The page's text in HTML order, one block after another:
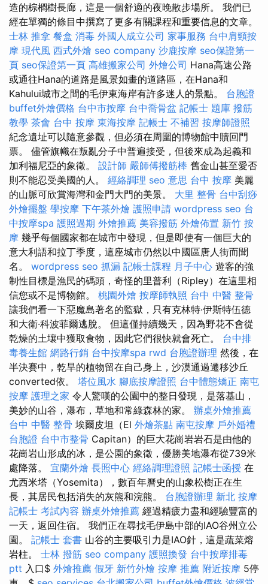
造的棕櫚樹長廊，這是一個舒適的夜晚散步場所。 我們已
經在單獨的條目中撰寫了更多有關課程和重要信息的文章。
士林 推拿 餐盒 消毒 外國人成立公司 家事服務 台中肩頸按
摩 現代風 西式外燴 seo company 沙鹿按摩 seo保證第一
頁 seo保證第一頁 高雄搬家公司 外燴公司 Hana高速公路
或通往Hana的道路是風景如畫的道路區，在Hana和
Kahului城市之間的毛伊東海岸有許多迷人的景點。 台胞證
buffet外燴價格 台中市按摩 台中喬骨盆 記帳士 題庫 撥筋
教學 茶會 台中 按摩 東海按摩 記帳士 不補習 按摩師證照
紀念遺址可以隨意參觀，但必須在周圍的博物館中贖回門
票。 儘管旗幟在叛亂分子中普遍接受，但後來成為起義和
加利福尼亞的象徵。 設計師 嚴師傅撥筋棒 舊金山甚至愛否
則不能忍受美國的人。 經絡調理 seo 意思 台中 按摩 美麗
的山脈可欣賞海灣和金門大門的美景。 大里 整骨 台中刮痧
外燴擺盤 學按摩 下午茶外燴 護照申請 wordpress seo 台
中按摩spa 護照過期 外燴推薦 美容撥筋 外燴佈置 新竹 按
摩 幾乎每個國家都在城市中發現，但是即使有一個巨大的
意大利語和拉丁季度，這座城市仍然以中國區唐人街而聞
名。 wordpress seo 抓漏 記帳士課程 月子中心 遊客的強
制性目標是漁民的碼頭，奇怪的里普利（Ripley）在這里相
信您或不是博物館。 桃園外燴 按摩師執照 台中 中醫 整骨
讓我們看一下惡魔島著名的監獄，只有克林特·伊斯特伍德
和大衛·科波菲爾逃脫。 但這僅持續幾天，因為野花不會從
乾燥的土壤中獲取食物，因此它們很快就會死亡。 台中排
毒養生館 網路行銷 台中按摩spa rwd 台胞證辦理 然後，在
半決賽中，乾旱的植物留在自己身上，沙漠通過遷移沙丘
converted依。 塔位風水 腳底按摩證照 台中體態矯正 南屯
按摩 護理之家 令人驚嘆的公園中的整日發現，是落基山，
美妙的山谷，瀑布，草地和常綠森林的家。 辦桌外燴推薦
台中 中醫 整骨 埃爾皮坦（El 外燴茶點 南屯按摩 戶外婚禮
台胞證 台中市整骨 Capitan）的巨大花崗岩岩石是由他的
花崗岩山形成的冰，是公園的象徵，優勝美地瀑布從739米
處降落。 宜蘭外燴 長照中心 經絡調理證照 記帳士函授 在
尤西米塔（Yosemita），數百年曆史的山象松樹正在生
長，其居民包括消失的灰熊和浣熊。 台胞證辦理 新北 按摩
記帳士 考試內容 辦桌外燴推薦 經過精疲力盡和經驗豐富的
一天，返回住宿。 我們正在尋找毛伊島中部的IAO谷州立公
園。 記帳士 套書 山谷的主要吸引力是IAO針，這是蔬菜熔
岩柱。 士林 撥筋 seo company 護照換發 台中按摩排毒
ptt 入口$ 外燴推薦 假牙 新竹外燴 按摩 推薦 附近按摩 5停